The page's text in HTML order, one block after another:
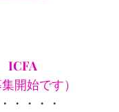
ICFA
開始です）
・・・・